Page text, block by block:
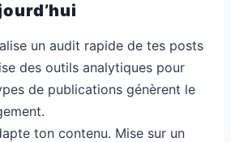
un audit rapide de tes posts
des outils analytiques pour
de publications génèrent le
ton contenu. Mise sur un